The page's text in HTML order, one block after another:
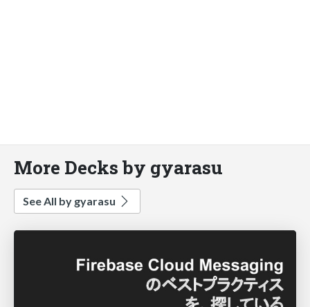
More Decks by gyarasu
See All by gyarasu